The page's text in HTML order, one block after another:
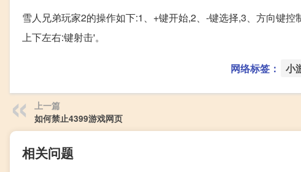
雪人兄弟玩家2的操作如下:1、+键开始,2、-键选择,3、方向键
上下左右:键射击'。
网络标签： 小
上一篇
如何禁止4399游戏网页
相关问题